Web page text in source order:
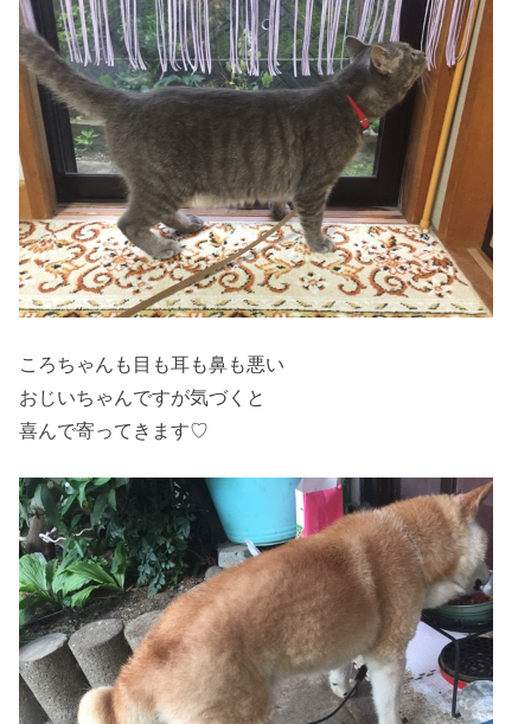
ころちゃんも目も耳も鼻も悪い
おじいちゃんですが気づくと
喜んで寄ってきます♡